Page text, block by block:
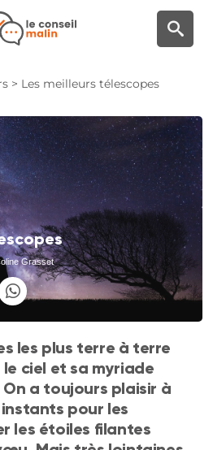
> Les meilleurs télescopes
Grasset
les plus terre à terre
ciel et sa myriade
On a toujours plaisir à
pour les
les étoiles filantes